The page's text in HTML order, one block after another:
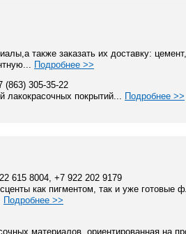
также заказать их доставку:
Подробнее >>
(863) 305-35-22
лакокрасочных покрытий... Подробнее >>
615 8004, +7 922 202 9179
как пигментом, так и уже готовые
Подробнее >>
материалов, ориентированная на